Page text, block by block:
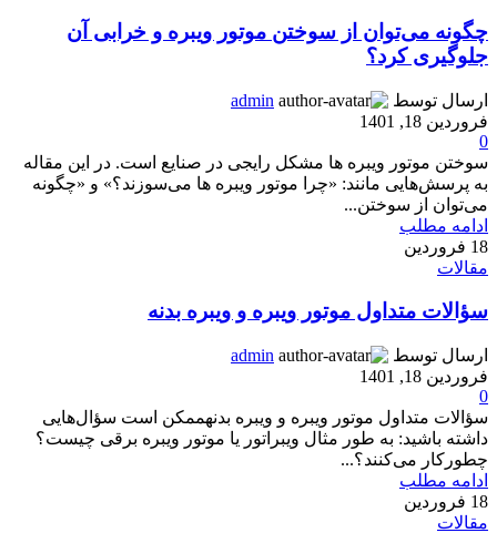
چگونه می‌توان از سوختن موتور ویبره و خرابی آن
جلوگیری کرد؟
ارسال توسط
admin
فروردین 18, 1401
0
سوختن موتور ویبره ها مشکل رایجی در صنایع است. در این مقاله
به پرسش‌هایی مانند: «چرا موتور ویبره ها می‌سوزند؟» و «چگونه
می‌توان از سوختن...
ادامه مطلب
18 فروردین
مقالات
سؤالات متداول موتور ویبره و ویبره بدنه
ارسال توسط
admin
فروردین 18, 1401
0
سؤالات متداول موتور ویبره و ویبره بدنهممکن است سؤال‌هایی
داشته باشید: به طور مثال ویبراتور یا موتور ویبره برقی چیست؟
چطورکار می‌کنند؟...
ادامه مطلب
18 فروردین
مقالات